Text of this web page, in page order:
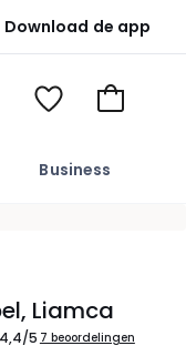
Download de app
Business
Kijk
Naar
Liamca
4,4/5 7 beoordelingen